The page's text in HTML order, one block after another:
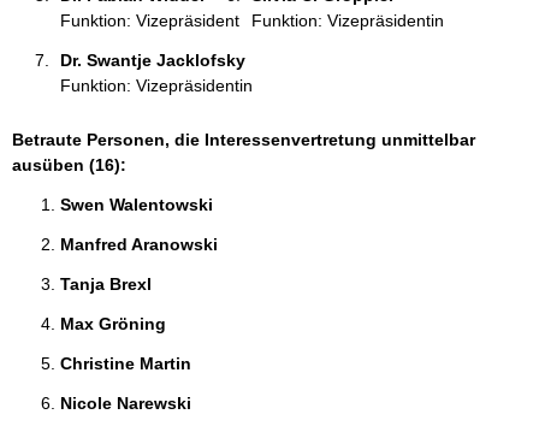
Funktion: Vizepräsident
Funktion: Vizepräsidentin
Dr. Swantje Jacklofsky
Funktion: Vizepräsidentin
Betraute Personen, die Interessenvertretung unmittelbar
ausüben (16):
Swen Walentowski
Manfred Aranowski
Tanja Brexl
Max Gröning
Christine Martin
Nicole Narewski